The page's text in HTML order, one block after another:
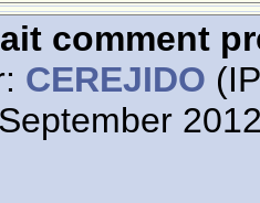
comment
CEREJIDO